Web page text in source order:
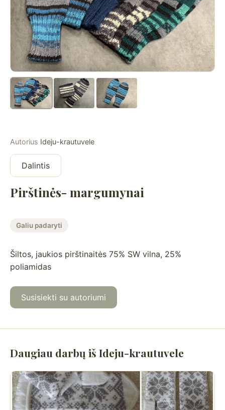
Autorius Ideju-krautuvele
Dalintis
Pirštinės- margumynai
Galiu padaryti
Šiltos, jaukios pirštinaitės 75% SW vilna, 25%
poliamidas
Susisiekti su autoriumi
Daugiau darbų iš Ideju-krautuvele